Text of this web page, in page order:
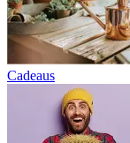
Cadeaus